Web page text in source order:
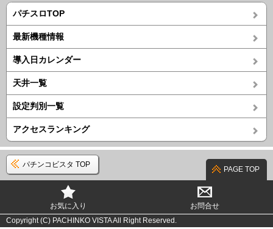
パチスロTOP
最新機種情報
導入日カレンダー
天井一覧
設定判別一覧
アクセスランキング
パチンコビスタ TOP
PAGE TOP
お気に入り
お問合せ
Copyright (C) PACHINKO VISTA All Right Reserved.